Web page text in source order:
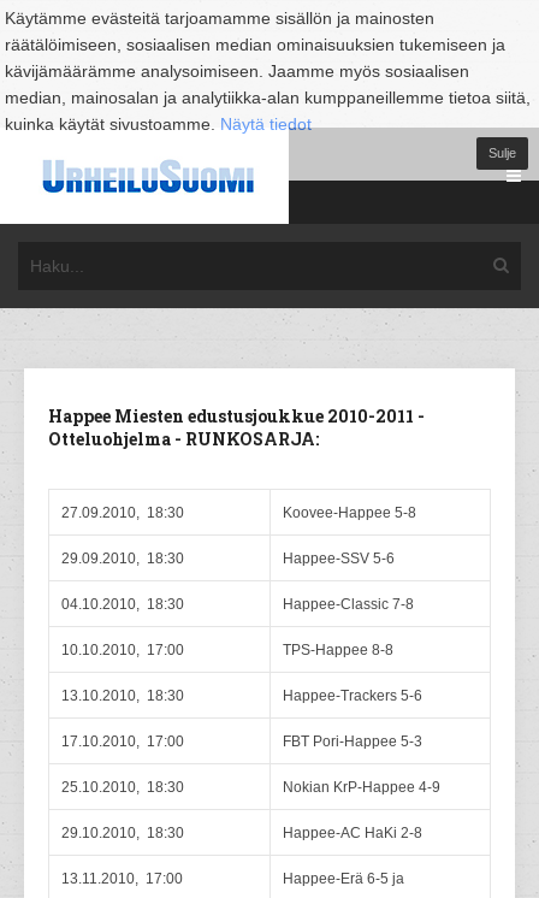
Käytämme evästeitä tarjoamamme sisällön ja mainosten
räätälöimiseen, sosiaalisen median ominaisuuksien tukemiseen ja
kävijämäärämme analysoimiseen. Jaamme myös sosiaalisen
median, mainosalan ja analytiikka-alan kumppaneillemme tietoa siitä,
kuinka käytät sivustoamme. Näytä tiedot
Sulje
Happee Miesten edustusjoukkue 2010-2011 -
Otteluohjelma - RUNKOSARJA:
27.09.2010, 18:30 Koovee-Happee 5-8
29.09.2010, 18:30 Happee-SSV 5-6
04.10.2010, 18:30 Happee-Classic 7-8
10.10.2010, 17:00 TPS-Happee 8-8
13.10.2010, 18:30 Happee-Trackers 5-6
17.10.2010, 17:00 FBT Pori-Happee 5-3
25.10.2010, 18:30 Nokian KrP-Happee 4-9
29.10.2010, 18:30 Happee-AC HaKi 2-8
13.11.2010, 17:00 Happee-Erä 6-5 ja